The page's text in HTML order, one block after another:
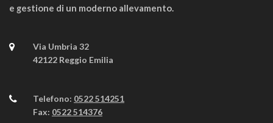
e gestione di un moderno allevamento.
Via Umbria 32
42122 Reggio Emilia
Telefono: 0522 514251
Fax: 0522 514376